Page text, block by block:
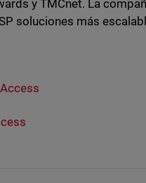
y TMCnet. La
soluciones más